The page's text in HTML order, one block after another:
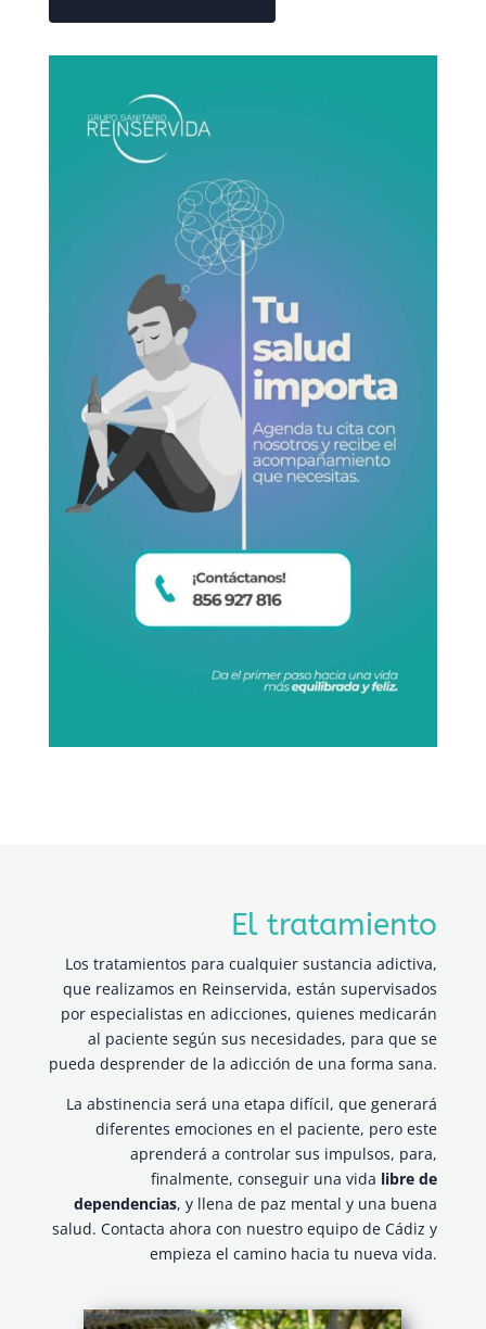
El tratamiento
Los tratamientos para cualquier sustancia adictiva,
que realizamos en Reinservida, están supervisados
por especialistas en adicciones, quienes medicarán
al paciente según sus necesidades, para que se
pueda desprender de la adicción de una forma sana.
La abstinencia será una etapa difícil, que generará
diferentes emociones en el paciente, pero este
aprenderá a controlar sus impulsos, para,
finalmente, conseguir una vida libre de
dependencias, y llena de paz mental y una buena
salud. Contacta ahora con nuestro equipo de Cádiz y
empieza el camino hacia tu nueva vida.